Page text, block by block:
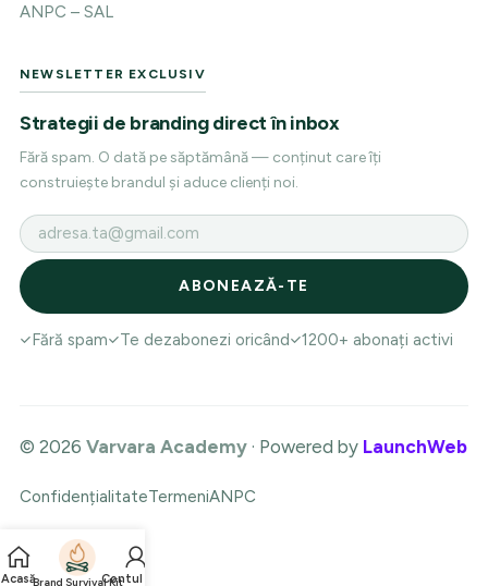
ANPC – SAL
NEWSLETTER EXCLUSIV
Strategii de branding direct în inbox
Fără spam. O dată pe săptămână — conținut care îți
construiește brandul și aduce clienți noi.
Fără spam Te dezabonezi oricând 1200+ abonați activi
© 2026 Varvara Academy · Powered by LaunchWeb
ConfidențialitateTermeniANPC
AcasăBrand Survival KitContul meu